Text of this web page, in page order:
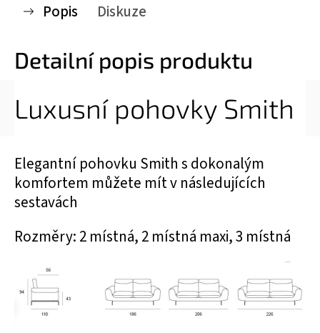
Popis Diskuze
Detailní popis produktu
Luxusní pohovky Smith
Elegantní pohovku Smith s dokonalým
komfortem můžete mít v následujících
sestavách
Rozměry: 2 místná, 2 místná maxi, 3 místná